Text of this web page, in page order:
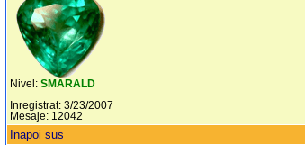
Nivel:SMARALD
Inregistrat: 3/23/2007
Mesaje: 12042
Inapoi sus